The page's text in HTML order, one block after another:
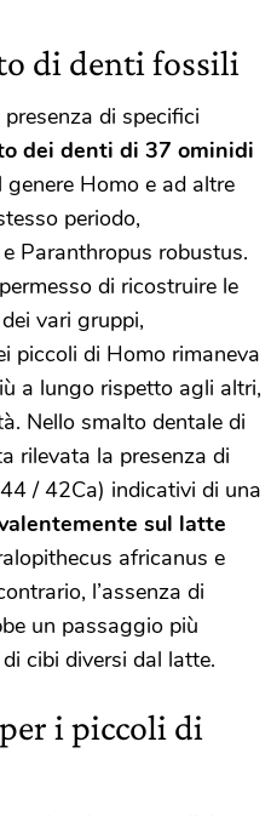
di denti fossili
di specifici
dei denti di 37 ominidi
Homo e ad altre
periodo,
Paranthropus robustus.
di ricostruire le
vari gruppi,
piccoli di Homo rimaneva
a lungo rispetto agli altri,
Nello smalto dentale di
rilevata la presenza di
/ 42Ca) indicativi di una
sul latte
africanus e
l’assenza di
un passaggio più
cibi diversi dal latte.
i piccoli di